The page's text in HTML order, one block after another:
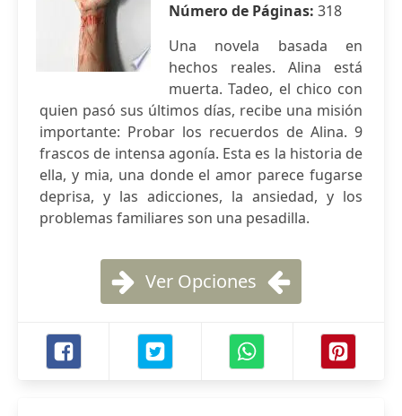
Número de Páginas: 318
Una novela basada en
hechos reales. Alina está
muerta. Tadeo, el chico con
quien pasó sus últimos días, recibe una misión
importante: Probar los recuerdos de Alina. 9
frascos de intensa agonía. Esta es la historia de
ella, y mia, una donde el amor parece fugarse
deprisa, y las adicciones, la ansiedad, y los
problemas familiares son una pesadilla.
Ver Opciones